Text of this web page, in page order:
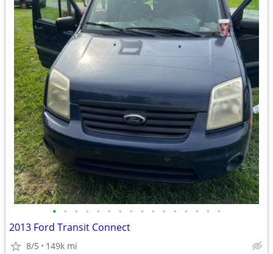
• • • • • • • • • • • • • • • •
2013 Ford Transit Connect
8/5 149k mi